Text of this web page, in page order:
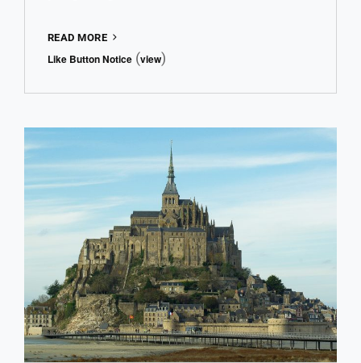
READ MORE
MUSIM
DINGIN
YANG
MENGGODA
Like Button Notice (view)